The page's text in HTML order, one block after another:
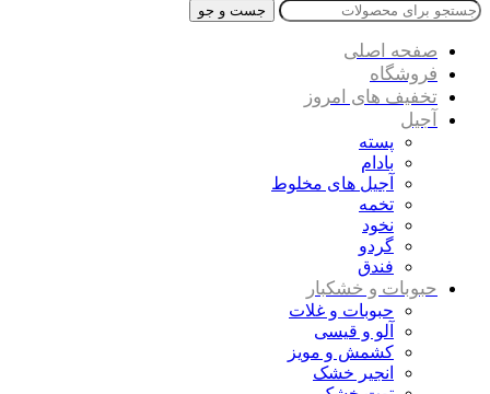
جست و جو
صفحه اصلی
فروشگاه
تخفیف های امروز
آجیل
پسته
بادام
آجیل های مخلوط
تخمه
نخود
گردو
فندق
حبوبات و خشکبار
حبوبات و غلات
آلو و قیسی
کشمش و مویز
انجیر خشک